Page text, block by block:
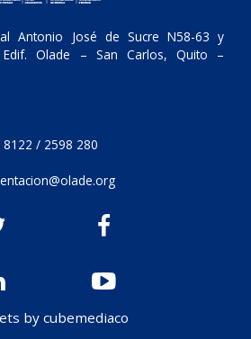
Antonio José de Sucre N58-63 y
Edif. Olade – San Carlos, Quito –
/ 2598 280
by cubemediaco